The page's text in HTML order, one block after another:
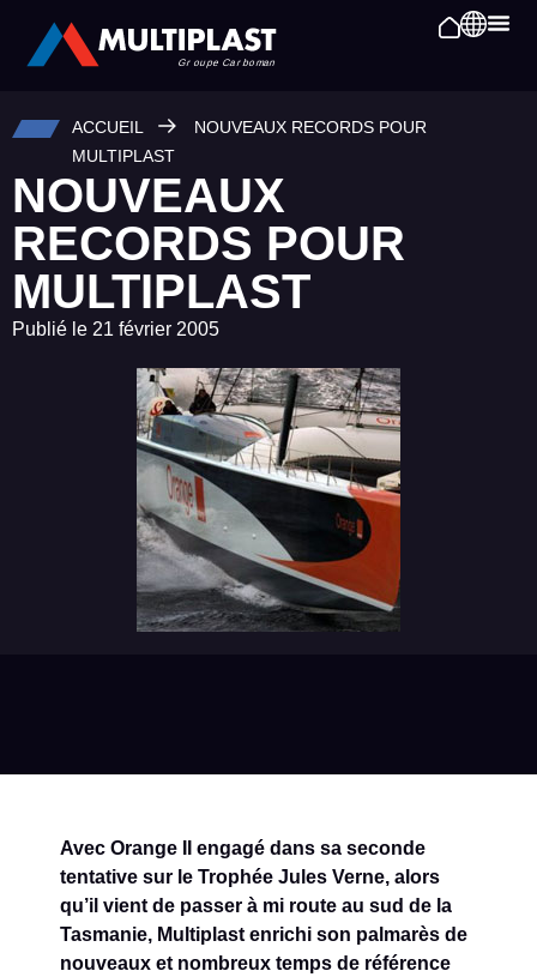
ACCUEIL
NOUVEAUX RECORDS POUR
MULTIPLAST
NOUVEAUX
RECORDS POUR
MULTIPLAST
Publié le 21 février 2005
Avec Orange II engagé dans sa seconde
tentative sur le Trophée Jules Verne, alors
qu’il vient de passer à mi route au sud de la
Tasmanie, Multiplast enrichi son palmarès de
nouveaux et nombreux temps de référence